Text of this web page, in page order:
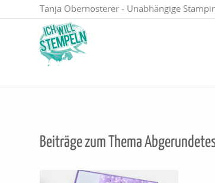
Tanja Obernosterer - Unabhängige
Beiträge zum Thema